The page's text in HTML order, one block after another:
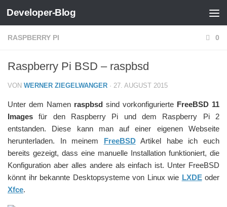
Zum Inhalt springen
Developer-Blog
RASPBERRY PI 0
Raspberry Pi BSD – raspbsd
VON WERNER ZIEGELWANGER · 27. AUGUST 2015
Unter dem Namen raspbsd sind vorkonfigurierte FreeBSD 11
Images für den Raspberry Pi und dem Raspberry Pi 2
entstanden. Diese kann man auf einer eigenen Webseite
herunterladen. In meinem FreeBSDArtikel habe ich euch
bereits gezeigt, dass eine manuelle Installation funktioniert, die
Konfiguration aber alles andere als einfach ist. Unter FreeBSD
könnt ihr bekannte Desktopsysteme von Linux wie LXDEoder
Xfce.